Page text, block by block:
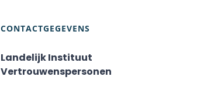
CONTACTGEGEVENS
Landelijk Instituut
Vertrouwenspersonen